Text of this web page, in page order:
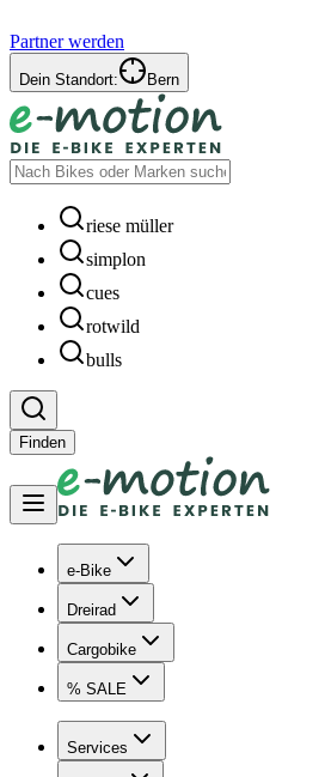
Partner werden
Dein Standort: Bern
riese müller
simplon
cues
rotwild
bulls
Finden
e-Bike
Dreirad
Cargobike
% SALE
Services